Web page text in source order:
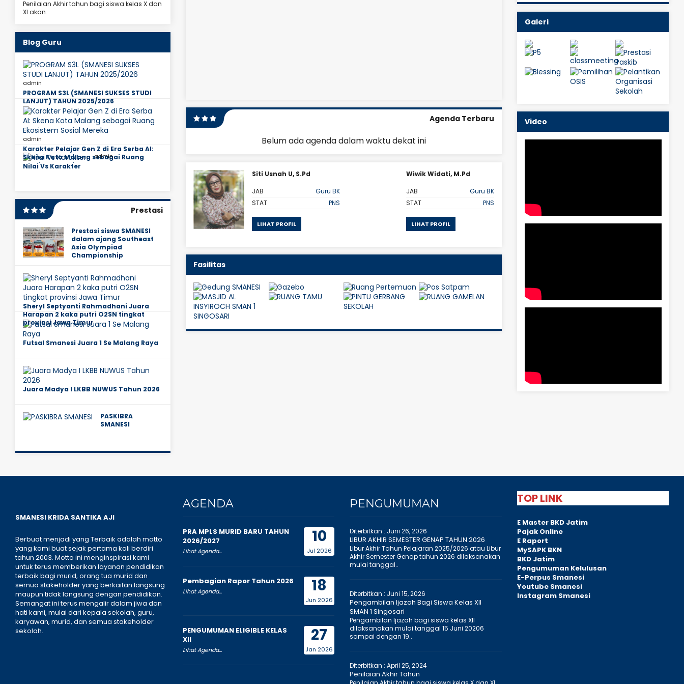
Agenda Terbaru
Belum ada agenda dalam waktu dekat ini
STAT
Siti Usnah U, S.Pd
JAB
Guru BK
STAT
PNS
LIHAT PROFIL
Wiwik Widati, M.Pd
JAB
Guru BK
STAT
PNS
LIHAT PROFIL LIHAT PROFIL
Fasilitas
Penilaian Akhir tahun bagi siswa kelas X dan
XI akan..
Blog Guru
admin
PROGRAM S3L (SMANESI SUKSES STUDI
LANJUT) TAHUN 2025/2026
admin
Karakter Pelajar Gen Z di Era Serba AI:
Skena Kota Malang sebagai Ruang
Ekosistem Sosial Mereka
admin
Nilai Vs Karakter
Prestasi
Prestasi siswa SMANESI
dalam ajang Southeast
Asia Olympiad
Championship
Sheryl Septyanti Rahmadhani Juara
Harapan 2 kaka putri O2SN tingkat
provinsi Jawa Timur
Futsal Smanesi Juara 1 Se Malang Raya
Juara Madya I LKBB NUWUS Tahun 2026
PASKIBRA
SMANESI
Galeri
Video
SMANESI KRIDA SANTIKA AJI
Berbuat menjadi yang Terbaik adalah motto
yang kami buat sejak pertama kali berdiri
tahun 2003. Motto ini menginspirasi kami
untuk terus memberikan layanan pendidikan
terbaik bagi murid, orang tua murid dan
semua stakeholder yang berkaitan langsung
maupun tidak langsung dengan pendidikan.
Semangat ini terus mengalir dalam jiwa dan
hati kami, mulai dari kepala sekolah, guru,
karyawan, murid, dan semua stakeholder
sekolah.
AGENDA
10
Jul 2026
PRA MPLS MURID BARU TAHUN
2026/2027
Lihat Agenda...
18
Jun 2026
Pembagian Rapor Tahun 2026
Lihat Agenda...
27
Jan 2026
PENGUMUMAN ELIGIBLE KELAS
XII
Lihat Agenda...
PENGUMUMAN
Diterbitkan : Juni 26, 2026
LIBUR AKHIR SEMESTER GENAP TAHUN 2026
Libur Akhir Tahun Pelajaran 2025/2026 atau Libur
Akhir Semester Genap tahun 2026 dilaksanakan
mulai tanggal..
Diterbitkan : Juni 15, 2026
Pengambilan Ijazah Bagi Siswa Kelas XII
SMAN 1 Singosari
Pengambilan Ijazah bagi siswa kelas XII
dilaksanakan mulai tanggal 15 Juni 20206
sampai dengan 19..
Diterbitkan : April 25, 2024
Penilaian Akhir Tahun
TOP LINK
E Master BKD Jatim
Pajak Online
E Raport
MySAPK BKN
BKD Jatim
Pengumuman Kelulusan
E-Perpus Smanesi
Youtube Smanesi
Instagram Smanesi